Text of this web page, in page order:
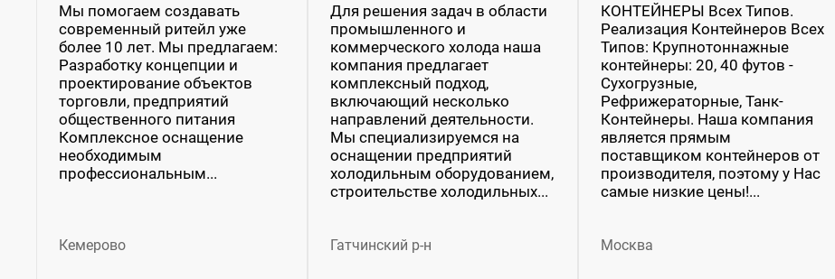
Мы помогаем создавать
современный ритейл уже
более 10 лет. Мы предлагаем:
Разработку концепции и
проектирование объектов
торговли, предприятий
общественного питания
Комплексное оснащение
необходимым
профессиональным...
Кемерово
Для решения задач в области
промышленного и
коммерческого холода наша
компания предлагает
комплексный подход,
включающий несколько
направлений деятельности.
Мы специализируемся на
оснащении предприятий
холодильным оборудованием,
строительстве холодильных...
Гатчинский р-н
КОНТЕЙНЕРЫ Всех Типов.
Реализация Контейнеров Всех
Типов: Крупнотоннажные
контейнеры: 20, 40 футов -
Сухогрузные,
Рефрижераторные, Танк-
Контейнеры. Наша компания
является прямым
поставщиком контейнеров от
производителя, поэтому у Нас
самые низкие цены!...
Москва